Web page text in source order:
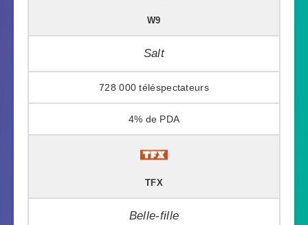
W9
Salt
728 000
4%
TFX
Belle-fille